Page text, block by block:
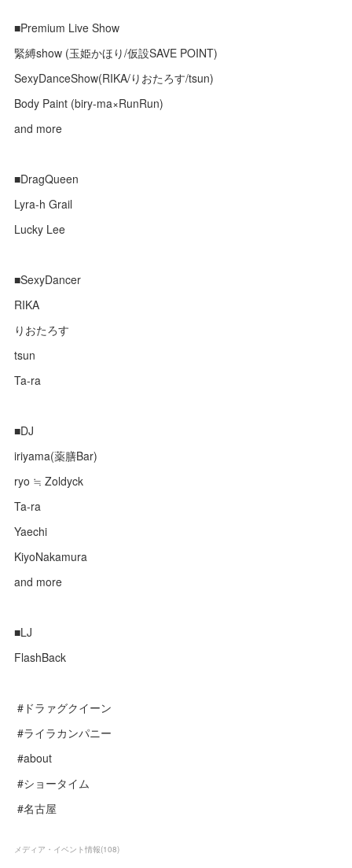
■Premium Live Show
緊縛show (玉姫かほり/仮設SAVE POINT)
SexyDanceShow(RIKA/りおたろす/tsun)
Body Paint (biry-ma×RunRun)
and more
■DragQueen
Lyra-h Grail
Lucky Lee
■SexyDancer
RIKA
りおたろす
tsun
Ta-ra
■DJ
iriyama(薬膳Bar)
ryo ≒ Zoldyck
Ta-ra
Yaechi
KiyoNakamura
and more
■LJ
FlashBack
#ドラァグクイーン
#ライラカンパニー
#about
#ショータイム
#名古屋
メディア・イベント情報(108)